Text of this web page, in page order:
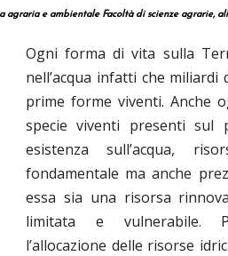
agraria e ambientale Facoltà di scienze agrarie,
Ogni forma di vita sulla
nell’acqua infatti che
prime forme viventi. Anche
specie viventi presenti sul
esistenza sull’acqua,
fondamentale ma anche
essa sia una risorsa
limitata e vulnerabile.
l’allocazione delle risorse